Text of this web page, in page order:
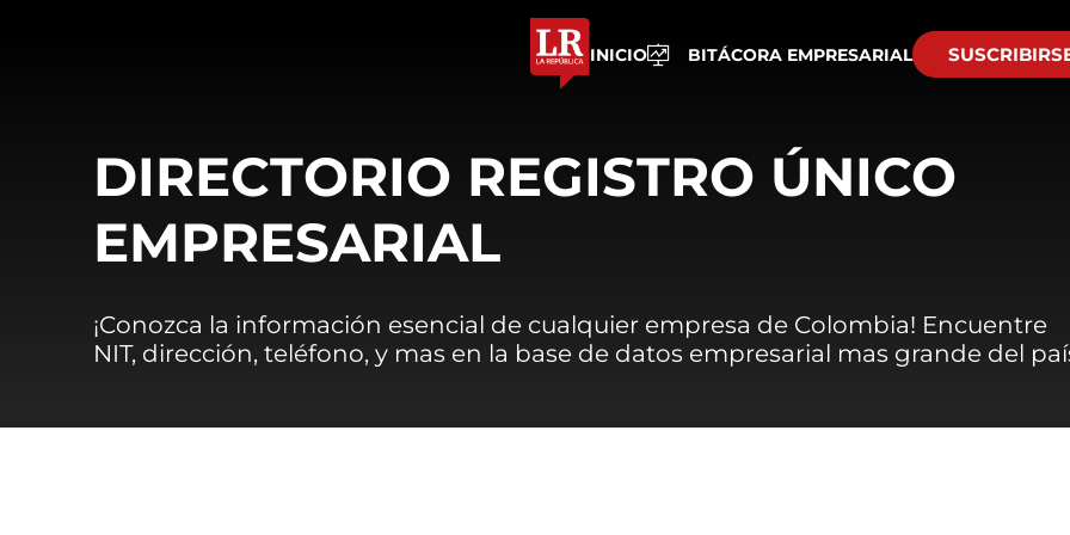
INICIO BITÁCORA EMPRESARIAL
DIRECTORIO REGISTRO ÚNICO
EMPRESARIAL
¡Conozca la información esencial de cualquier empresa de Colombia! Encuentre
NIT, dirección, teléfono, y mas en la base de datos empresarial mas grande del